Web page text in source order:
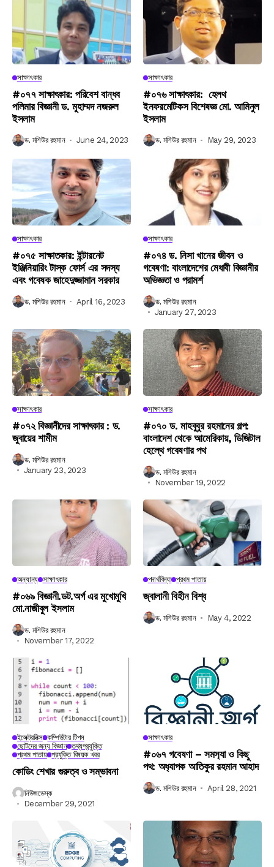
সাক্ষাৎকার
#০৭৭ সাক্ষাৎকার: পরিবেশ বান্ধব
পলিমার বিজ্ঞানী ড. মুহাম্মদ নজরুল
ইসলাম
ড. মশিউর রহমান June 24, 2023
সাক্ষাৎকার
#০৭৬ সাক্ষাৎকার: হেলথ
ইনফরমেটিকস বিশেষজ্ঞ মো. আমিনুল
ইসলাম
ড. মশিউর রহমান May 29, 2023
সাক্ষাৎকার
#০৭৫ সাক্ষাতকার: ইন্টারনেট
ইঞ্জিনিয়ারিং টাস্ক ফোর্স এর সদস্য
এবং গবেষক জাহেদুজ্জামান সরকার
ড. মশিউর রহমান April 16, 2023
সাক্ষাৎকার
#০৭৪ ড. নিসা খানের জীবন ও
গবেষণা: বাংলাদেশের মেধাবী বিজ্ঞানীর
অভিজ্ঞতা ও পরামর্শ
ড. মশিউর রহমান
January 27, 2023
সাক্ষাৎকার
#০৭২ বিজ্ঞানীদের সাক্ষাৎকার : ড.
জুবায়ের শামীম
ড. মশিউর রহমান
January 23, 2023
সাক্ষাৎকার
#০৭০ ড. মাহবুবুর রহমানের গল্প:
বাংলাদেশ থেকে আমেরিকায়, ডিজিটাল
হেল্থে গবেষণার পথ
ড. মশিউর রহমান
November 19, 2022
অন্যান্য সাক্ষাৎকার
#০৬৯ বিজ্ঞানী.ডট.অর্গ এর মুখোমুখি
মো.নাজীবুল ইসলাম
ড. মশিউর রহমান
November 17, 2022
পদার্থবিদ্যা প্রথম পাতায়
জ্বালানী বিহীন বিশ্ব
ড. মশিউর রহমান May 4, 2022
ইলেক্ট্রনিক্স কম্পিউটার টিপস
ছোটদের জন্য বিজ্ঞান তথ্যপ্রযুক্তি
প্রথম পাতায় প্রযুক্তি বিষয়ক খবর
কোডিং শেখার গুরুত্ব ও সম্ভাবনা
নিউজডেস্ক
December 29, 2021
সাক্ষাৎকার
#০৬৭ গবেষণা – সমস‍্যা ও কিছু
পথ: অধ‍্যাপক আতিকুর রহমান আহাদ
ড. মশিউর রহমান April 28, 2021